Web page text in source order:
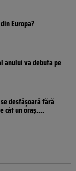
Europa?
anului va debuta pe
desfășoară fără
cât un oraș....